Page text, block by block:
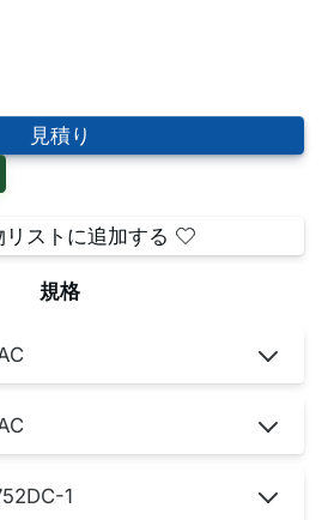
見積り
リストに追加する
規格
1